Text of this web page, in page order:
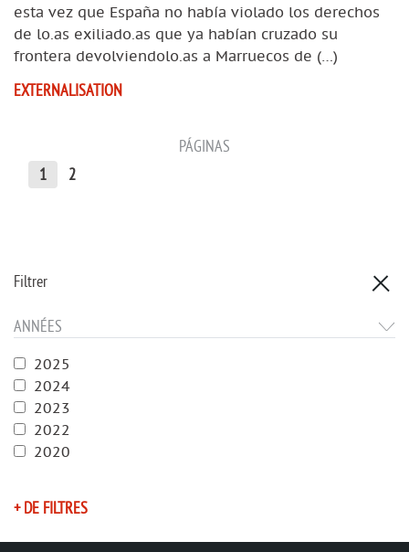
Filtrer
ANNÉES
2025
2024
2023
2022
2020
+ DE FILTRES
esta vez que España no había violado los derechos
de lo.as exiliado.as que ya habían cruzado su
frontera devolviendolo.as a Marruecos de (…)
EXTERNALISATION
PÁGINAS
1
2